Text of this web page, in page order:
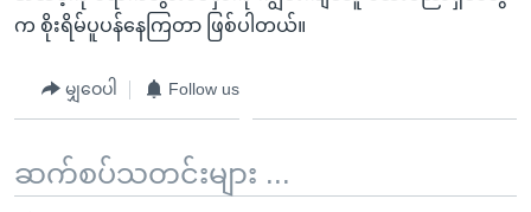
က စိုးရိမ်ပူပန်နေကြတာ ဖြစ်ပါတယ်။
မျှဝေပါ Follow us
ဆက်စပ်သတင်းများ ...